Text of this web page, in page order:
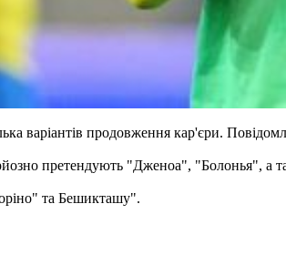
варіантів продовження кар'єри.
претендують "Дженоа", "Болонья", а
та Бешикташу".